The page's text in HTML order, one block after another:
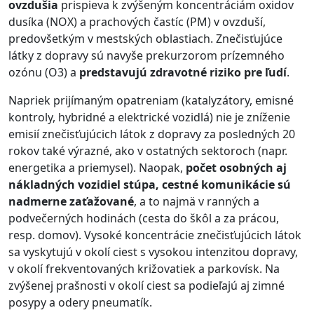
ovzdušia prispieva k zvýšeným koncentráciám oxidov
dusíka (NOX) a prachových častíc (PM) v ovzduší,
predovšetkým v mestských oblastiach. Znečisťujúce
látky z dopravy sú navyše prekurzorom prízemného
ozónu (O3) a predstavujú zdravotné riziko pre ľudí.
Napriek prijímaným opatreniam (katalyzátory, emisné
kontroly, hybridné a elektrické vozidlá) nie je zníženie
emisií znečisťujúcich látok z dopravy za posledných 20
rokov také výrazné, ako v ostatných sektoroch (napr.
energetika a priemysel). Naopak, počet osobných aj
nákladných vozidiel stúpa, cestné komunikácie sú
nadmerne zaťažované, a to najmä v ranných a
podvečerných hodinách (cesta do škôl a za prácou,
resp. domov). Vysoké koncentrácie znečisťujúcich látok
sa vyskytujú v okolí ciest s vysokou intenzitou dopravy,
v okolí frekventovaných križovatiek a parkovísk. Na
zvýšenej prašnosti v okolí ciest sa podieľajú aj zimné
posypy a odery pneumatík.